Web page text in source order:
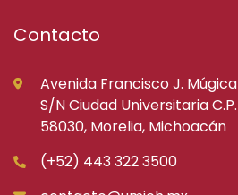
Contacto
Avenida Francisco J. Múgica
S/N Ciudad Universitaria C.P.
58030, Morelia, Michoacán
(+52) 443 322 3500